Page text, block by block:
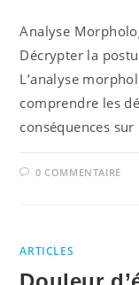
Analyse
Décrypter la
L’analyse
comprendre les
conséquences
0 COMMENTAIRE
ARTICLES